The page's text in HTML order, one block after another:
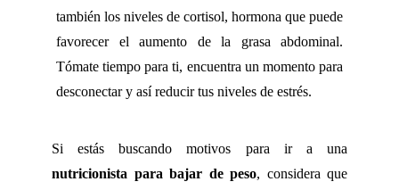
también los niveles de cortisol, hormona que puede
favorecer el aumento de la grasa abdominal.
Tómate tiempo para ti, encuentra un momento para
desconectar y así reducir tus niveles de estrés.
Si estás buscando motivos para ir a una
nutricionista para bajar de peso, considera que